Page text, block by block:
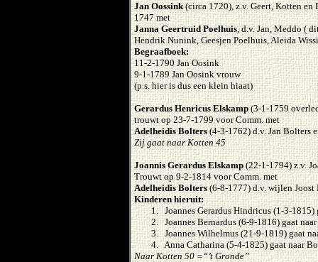
Jan Oossink(circa 1720), z.v. Geert, Kotten en
1747 met
Janna Geertruid Poelhuis, d.v. Jan, Meddo (
Hendrik Nunink, Geesjen Poelhuis, Aleida
Begraafboek:
11-2-1790 Jan Oosink
9-1-1789 Jan Oosink vrouw
(p.s. hier is dus een klein hiaat)
Gerardus Henricus Elskamp (3-1-1759
trouwt op 23-7-1799 voor Comm. met
Adelheidis Bolters(4-3-1762) d.v. Jan Bolters
Zij gaat naar Kotten 45
Joannis Gerardus Elskamp(22-1-1794) z.v.
Trouwt op 9-2-1814 voor Comm. met
Adelheidis Bolters(6-8-1777) d.v. wijlen Joost
Kinderen hieruit:
1. Joannes Gerardus Hindricus (1-3-1815)
2. Joannes Bernardus (6-9-1816) gaat
3. Joannes Wilhelmus (21-9-1819) gaat
4. Anna Catharina (5-4-1825) gaat naar
Naar Kotten 50 =“’t Gronde”